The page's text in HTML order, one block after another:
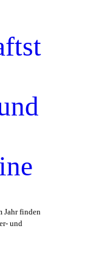
Jahr finden
und